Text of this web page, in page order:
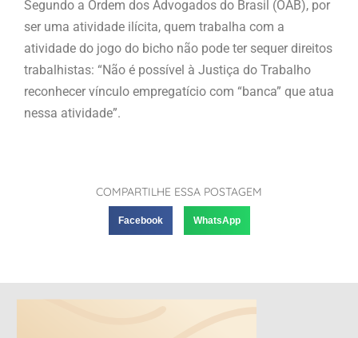
Segundo a Ordem dos Advogados do Brasil (OAB), por
ser uma atividade ilícita, quem trabalha com a
atividade do jogo do bicho não pode ter sequer direitos
trabalhistas: “Não é possível à Justiça do Trabalho
reconhecer vínculo empregatício com “banca” que atua
nessa atividade”.
COMPARTILHE ESSA POSTAGEM
Facebook WhatsApp